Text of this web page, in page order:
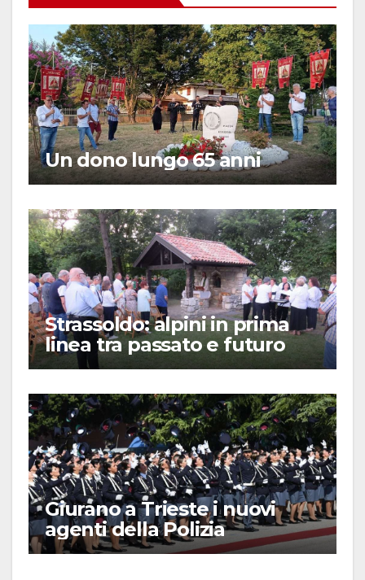
Un dono lungo 65 anni
Strassoldo: alpini in prima
linea tra passato e futuro
Giurano a Trieste i nuovi
agenti della Polizia